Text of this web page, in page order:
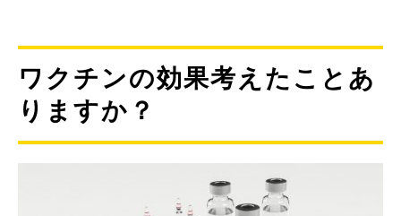
ワクチンの効果考えたことあ
りますか？